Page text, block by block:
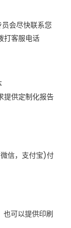
会尽快联系您
打客服电话
提供定制化报告
信，支付宝)付
也可以提供印刷